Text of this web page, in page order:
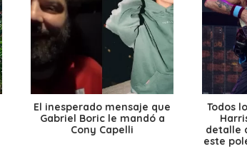
El inesperado mensaje que
Gabriel Boric le mandó a
Cony Capelli
Todos
detalle
este